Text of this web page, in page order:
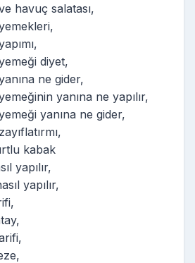
havuç salatası,
diyet,
ne gider,
yanına ne yapılır,
yanına ne gider,
kabak
yapılır,
yapılır,